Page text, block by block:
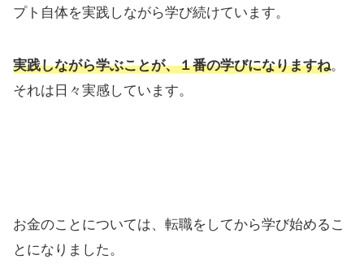
プト自体を実践しながら学び続けています。
実践しながら学ぶことが、１番の学びになりますね。
それは日々実感しています。
お金のことについては、転職をしてから学び始めるこ
とになりました。